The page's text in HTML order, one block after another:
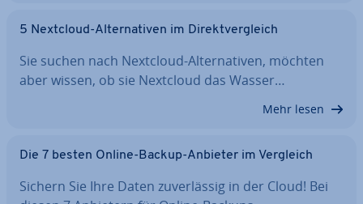
5 Nextcloud-Al­ter­na­ti­ven im Di­rekt­ver­gleich
Sie suchen nach Nextcloud-Al­ter­na­ti­ven, möchten
aber wissen, ob sie Nextcloud das Wasser…
Mehr lesen
Die 7 besten Online-Backup-Anbieter im Vergleich
Sichern Sie Ihre Daten zu­ver­läs­sig in der Cloud! Bei